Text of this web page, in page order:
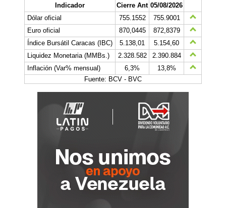
Indicador Cierre Ant 05/08/2026
Dólar oficial
755.1552
755.9001
Euro oficial
870,0445
872,8379
Índice Bursátil Caracas (IBC)
5.138,01
5.154,60
Liquidez Monetaria (MMBs.)
2.328.582
2.390.884
Inflación (Var% mensual)
6,3%
13,8%
Fuente: BCV - BVC